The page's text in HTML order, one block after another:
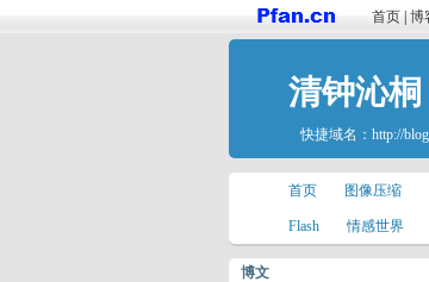
首页 博
清钟沁桐
快捷域名： http://
首页 图像压缩
Flash 情感世界
博文